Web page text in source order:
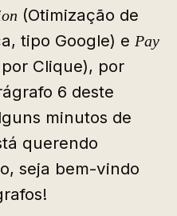
(Otimização de
tipo Google) e Pay
Clique), por
6 deste
minutos de
querendo
seja bem-vindo